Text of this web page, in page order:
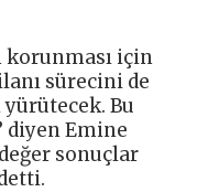
korunması için
sürecini de
yürütecek. Bu
diyen Emine
sonuçlar